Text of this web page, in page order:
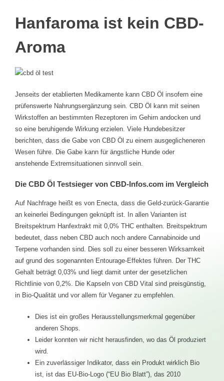
Hanfaroma ist kein CBD-
Aroma
Jenseits der etablierten Medikamente kann CBD Öl insofern eine
prüfenswerte Nahrungsergänzung sein. CBD Öl kann mit seinen
Wirkstoffen an bestimmten Rezeptoren im Gehirn andocken und
so eine beruhigende Wirkung erzielen. Viele Hundebesitzer
berichten, dass die Gabe von CBD Öl zu einem ausgeglicheneren
Wesen führe. Die Gabe kann für ängstliche Hunde oder
anstehende Extremsituationen sinnvoll sein.
Die CBD Öl Testsieger von CBD-Infos.com im Vergleich
Auf Nachfrage heißt es von Enecta, dass die Geld-zurück-Garantie
an keinerlei Bedingungen geknüpft ist. In allen Varianten ist
Breitspektrum Hanfextrakt mit 0,0% THC enthalten. Breitspektrum
bedeutet, dass neben CBD auch noch andere Cannabinoide und
Terpene vorhanden sind. Dies soll zu einer besseren Wirksamkeit
auf grund des sogenannten Entourage-Effektes führen. Der THC
Gehalt beträgt 0,03% und liegt damit unter der gesetzlichen
Richtlinie von 0,2%. Die Kapseln von CBD Vital sind preisgünstig,
in Bio-Qualität und vor allem für Veganer zu empfehlen.
Dies ist ein großes Herausstellungsmerkmal gegenüber
anderen Shops.
Leider konnten wir nicht herausfinden, wo das Öl produziert
wird.
Ein zuverlässiger Indikator, dass ein Produkt wirklich Bio
ist, ist das EU-Bio-Logo (“EU Bio Blatt”), das 2010